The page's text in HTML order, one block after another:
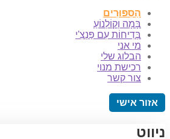
הַסִּפּוּרִים
בָּמָה וְקוֹלְנוֹעַ
בְּדִיחוֹת עִם פַּנְצִ'י
מי אני
הבלוג שלי
רכישת מנוי
צור קשר
אזור אישי
ניווט